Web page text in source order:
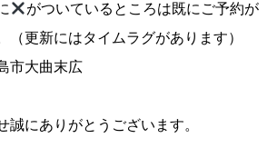
がついているところは既にご予約が
（更新にはタイムラグがあります）
市大曲末広
誠にありがとうございます。